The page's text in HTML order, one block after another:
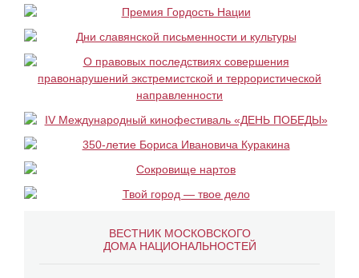
ВЕСТНИК МОСКОВСКОГО
ДОМА НАЦИОНАЛЬНОСТЕЙ